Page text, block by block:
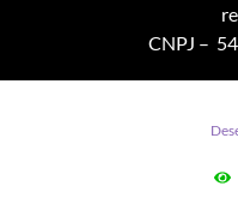
CNPJ –